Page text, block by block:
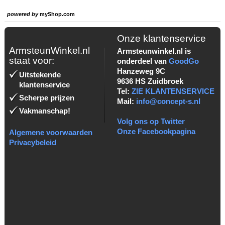
powered bymyShop.com
ArmsteunWinkel.nl
staat voor:
Uitstekende
klantenservice
Scherpe prijzen
Vakmanschap!
Algemene voorwaarden
Privacybeleid
Onze klantenservice
Armsteunwinkel.nl is
onderdeel van GoodGo
Hanzeweg 9C
9636 HS Zuidbroek
Tel: ZIE KLANTENSERVICE
Mail: info@concept-s.nl
Volg ons op Twitter
Onze Facebookpagina